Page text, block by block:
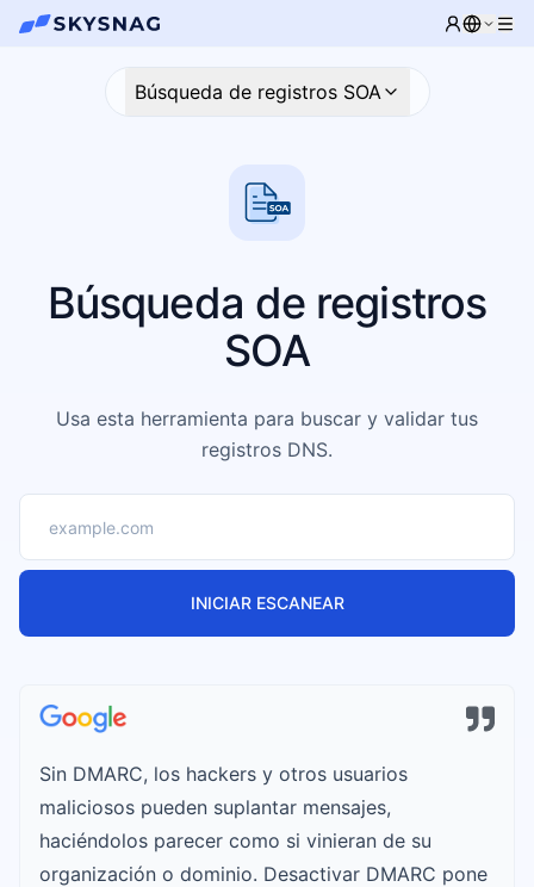
Búsqueda de registros SOA
Búsqueda de registros
SOA
Usa esta herramienta para buscar y validar tus
registros DNS.
INICIAR ESCANEAR
Sin DMARC, los hackers y otros usuarios
maliciosos pueden suplantar mensajes,
haciéndolos parecer como si vinieran de su
organización o dominio. Desactivar DMARC pone